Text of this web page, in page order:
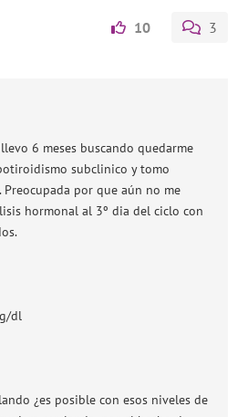
10 3
6 meses buscando quedarme
subclinico y tomo
por que aún no me
hormonal al 3º dia del ciclo con
dl
¿es posible con esos niveles de